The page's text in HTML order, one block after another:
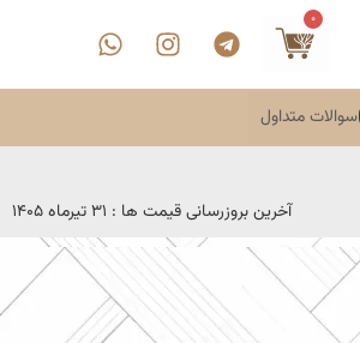
0
سوالات متداول
آخرین بروزرسانی قیمت ها : 31 تیرماه 1405